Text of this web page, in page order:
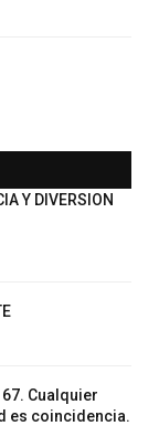
Y DIVERSION
67. Cualquier
es coincidencia.